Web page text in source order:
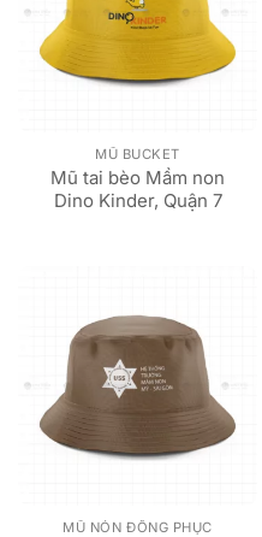
MŨ BUCKET
Mũ tai bèo Mầm non
Dino Kinder, Quận 7
MŨ NÓN ĐỒNG PHỤC